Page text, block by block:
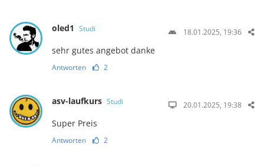
oled1 Studi 18.01.2025, 19:36
sehr gutes angebot danke
Antworten 2
asv-laufkurs Studi 20.01.2025, 19:38
Super Preis
Antworten 2